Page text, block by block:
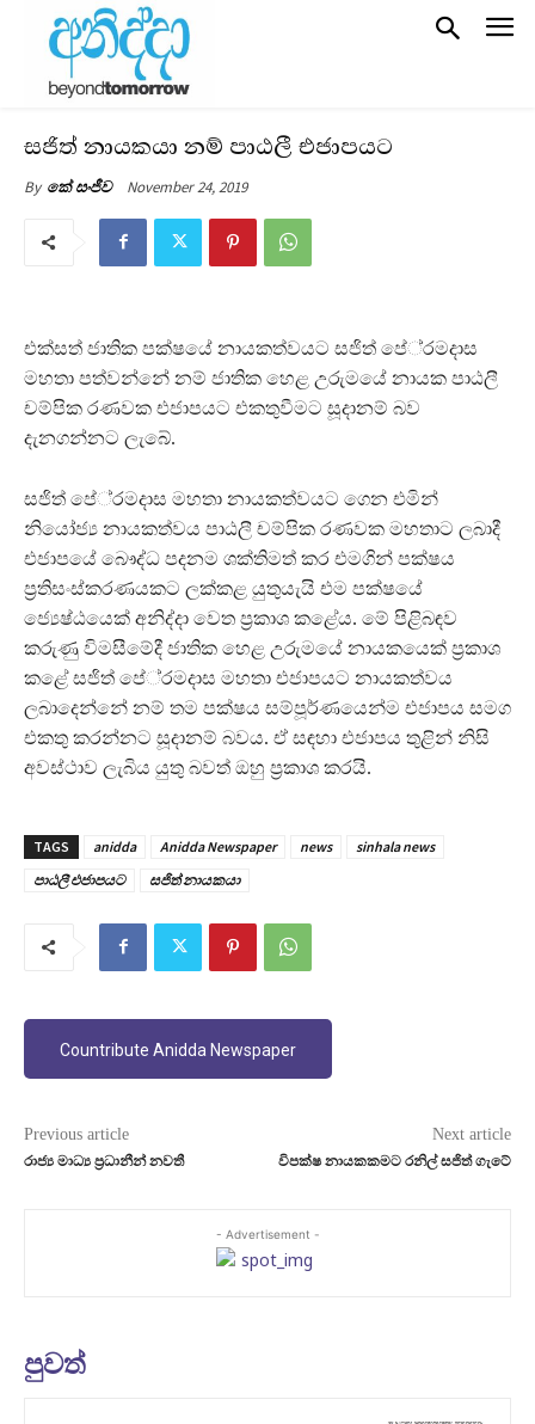
සජිත් නායකයා නම් පාඨලී එජාපයට
By කේ සංජීව November 24, 2019
එක්සත් ජාතික පක්ෂයේ නායකත්වයට සජිත් පේ‍්‍රමදාස
මහතා පත්වන්නේ නම් ජාතික හෙළ උරුමයේ නායක පාඨලී
චම්පික රණවක එජාපයට එකතුවීමට සූදානම් බව
දැනගන්නට ලැබේ.
සජිත් පේ‍්‍රමදාස මහතා නායකත්වයට ගෙන එමින්
නියෝජ්‍ය නායකත්වය පාඨලී චම්පික රණවක මහතාට ලබාදී
එජාපයේ බෞද්ධ පදනම ශක්තිමත් කර එමගින් පක්ෂය
ප‍්‍රතිසංස්කරණයකට ලක්කළ යුතුයැයි එම පක්ෂයේ
ජ්‍යෙෂ්ඨයෙක් අනිද්දා වෙත ප‍්‍රකාශ කළේය. මේ පිළිබඳව
කරුණු විමසීමේදී ජාතික හෙළ උරුමයේ නායකයෙක් ප‍්‍රකාශ
කළේ සජිත් පේ‍්‍රමදාස මහතා එජාපයට නායකත්වය
ලබාදෙන්නේ නම් තම පක්ෂය සම්පූර්ණයෙන්ම එජාපය සමග
එකතු කරන්නට සූදානම් බවය. ඒ සඳහා එජාපය තුළින් නිසි
අවස්ථාව ලැබිය යුතු බවත් ඔහු ප‍්‍රකාශ කරයි.
TAGS anidda Anidda Newspaper news
sinhala news
පාඨලී එජාපයට
සජිත් නායකයා
Countribute Anidda Newspaper
Previous article
රාජ්‍ය මාධ්‍ය ප‍්‍රධානීන් නවතී
Next article
විපක්ෂ නායකකමට රනිල් සජිත් ගැටේ
- Advertisement -
පුවත්